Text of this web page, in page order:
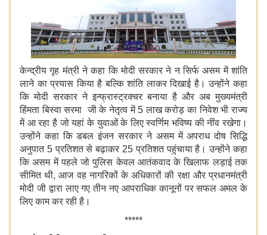
केन्द्रीय गृह मंत्री ने कहा कि मोदी सरकार ने न सिर्फ असम में शांति
लाने का प्रयास किया है बल्कि शांति लाकर दिखाई है। उन्होंने कहा
कि मोदी सरकार ने इन्फ्रास्ट्रक्चर बनाया है और अब मुख्यमंत्री
हिंमता बिस्वा सरमा जी के नेतृत्व में 5 लाख करोड़ का निवेश भी राज्य
में आ रहा है जो यहां के युवाओं के लिए स्वर्णिम भविष्य की नींव रखेगा।
उन्होंने कहा किडबल इंजन सरकार ने असम में अपराध दोष सिद्धि
अनुपात 5 प्रतिशत से बढ़ाकर 25 प्रतिशत पहुंचाया है। उन्होंने कहा
किअसम में पहले जो पुलिस केवल आतंकवाद के खिलाफ लड़ाई तक
सीमित थी, आज वह नागरिकों के अधिकारों की रक्षा और प्रधानमंत्री
मोदी जी द्वारा लाए गए तीन नए आपराधिक कानूनों पर सफल अमलके
लिए काम कर रही है।
*****